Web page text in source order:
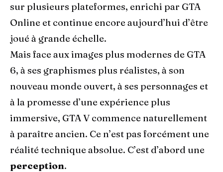
sur plusieurs plateformes, enrichi par GTA
Online et continue encore aujourd’hui d’être
joué à grande échelle.
Mais face aux images plus modernes de GTA
6, à ses graphismes plus réalistes, à son
nouveau monde ouvert, à ses personnages et
à la promesse d’une expérience plus
immersive, GTA V commence naturellement
à paraître ancien. Ce n’est pas forcément une
réalité technique absolue. C’est d’abord une
perception.